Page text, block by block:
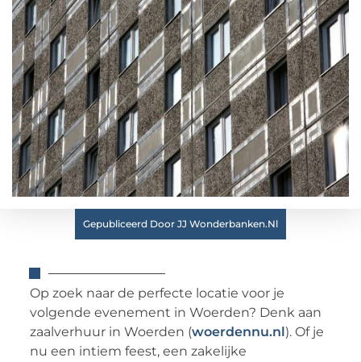
Gepubliceerd Door JJ Wonderbanken.nl
Op zoek naar de perfecte locatie voor je
volgende evenement in Woerden? Denk aan
zaalverhuur in Woerden (woerdennu.nl). Of je
nu een intiem feest, een zakelijke